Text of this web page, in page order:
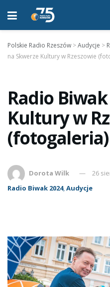
Polskie Radio Rzeszów >Audycje >
na Skwerze Kultury w Rzeszowie
Radio
Kultury w
(fotogaleria)
Dorota Wilk
26
Radio Biwak 2024,Audycje